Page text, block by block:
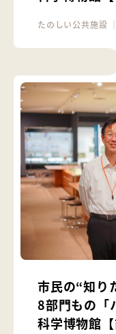
たのしい公共施設 ｜
市民の“知り
8部門もの「
科学博物館【